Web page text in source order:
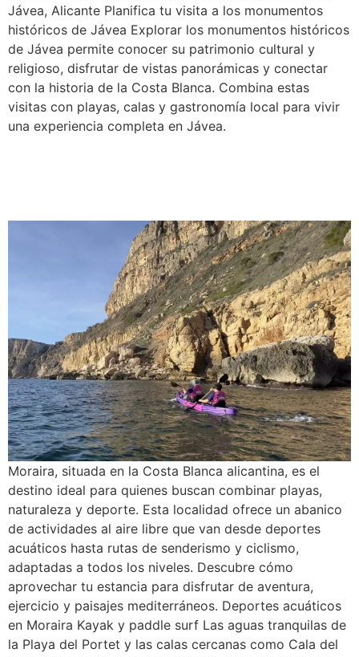
Jávea, Alicante Planifica tu visita a los monumentos
históricos de Jávea Explorar los monumentos históricos
de Jávea permite conocer su patrimonio cultural y
religioso, disfrutar de vistas panorámicas y conectar
con la historia de la Costa Blanca. Combina estas
visitas con playas, calas y gastronomía local para vivir
una experiencia completa en Jávea.
Moraira, situada en la Costa Blanca alicantina, es el
destino ideal para quienes buscan combinar playas,
naturaleza y deporte. Esta localidad ofrece un abanico
de actividades al aire libre que van desde deportes
acuáticos hasta rutas de senderismo y ciclismo,
adaptadas a todos los niveles. Descubre cómo
aprovechar tu estancia para disfrutar de aventura,
ejercicio y paisajes mediterráneos. Deportes acuáticos
en Moraira Kayak y paddle surf Las aguas tranquilas de
la Playa del Portet y las calas cercanas como Cala del